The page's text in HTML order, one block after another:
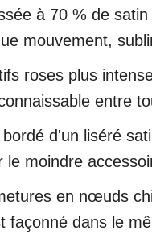
à 70 % de
mouvement,
roses plus
entre
d'un liséré
moindre
en nœuds
dans le